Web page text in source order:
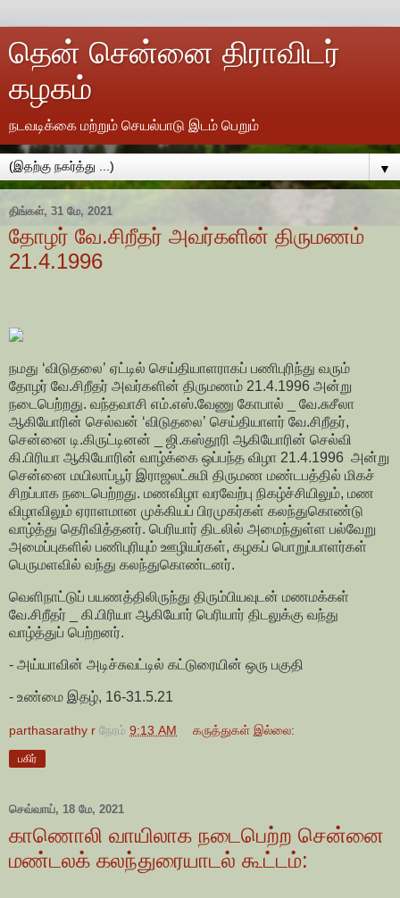
தென் சென்னை திராவிடர்
கழகம்
நடவடிக்கை மற்றும் செயல்பாடு இடம் பெறும்
▼
திங்கள், 31 மே, 2021
தோழர் வே.சிறீதர் அவர்களின் திருமணம்
21.4.1996
நமது ‘விடுதலை’ ஏட்டில் செய்தியாளராகப் பணிபுரிந்து வரும்
தோழர் வே.சிறீதர் அவர்களின் திருமணம் 21.4.1996 அன்று
நடைபெற்றது. வந்தவாசி எம்.எஸ்.வேணு கோபால் _ வே.சுசீலா
ஆகியோரின் செல்வன் ‘விடுதலை’ செய்தியாளர் வே.சிறீதர்,
சென்னை டி.கிருட்டினன் _ ஜி.கஸ்தூரி ஆகியோரின் செல்வி
கி.பிரியா ஆகியோரின் வாழ்க்கை ஒப்பந்த விழா 21.4.1996 அன்று
சென்னை மயிலாப்பூர் இராஜலட்சுமி திருமண மண்டபத்தில் மிகச்
சிறப்பாக நடைபெற்றது. மணவிழா வரவேற்பு நிகழ்ச்சியிலும், மண
விழாவிலும் ஏராளமான முக்கியப் பிரமுகர்கள் கலந்துகொண்டு
வாழ்த்து தெரிவித்தனர். பெரியார் திடலில் அமைந்துள்ள பல்வேறு
அமைப்புகளில் பணிபுரியும் ஊழியர்கள், கழகப் பொறுப்பாளர்கள்
பெருமளவில் வந்து கலந்துகொண்டனர்.
வெளிநாட்டுப் பயணத்திலிருந்து திரும்பியவுடன் மணமக்கள்
வே.சிறீதர் _ கி.பிரியா ஆகியோர் பெரியார் திடலுக்கு வந்து
வாழ்த்துப் பெற்றனர்.
- அய்யாவின் அடிச்சுவட்டில் கட்டுரையின் ஒரு பகுதி
- உண்மை இதழ், 16-31.5.21
parthasarathy r நேரம் 9:13 AM கருத்துகள் இல்லை:
பகிர்
செவ்வாய், 18 மே, 2021
காணொலி வாயிலாக நடைபெற்ற சென்னை
மண்டலக் கலந்துரையாடல் கூட்டம்: